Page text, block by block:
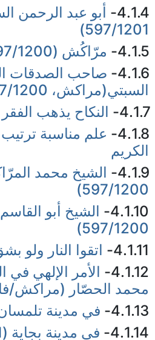
4.1.4-
أبو عبد الرحمن
597/1201)
4.1.5-
مرّاكُش (597/1200)
4.1.6-
صاحب الصدقات
السبتي(مراكش، 597/1200)
4.1.7-
النكاح يذهب الفقر
4.1.8-
علم مناسبة
الكريم
4.1.9-
الشيخ محمد
597/1200)
4.1.10-
الشيخ أبو
597/1200)
4.1.11-
اتقوا النار ولو
4.1.12-
الأمر الإلهي في
محمد الحصّار (مراكش/فاس 597/
4.1.13-
في مدينة تلمسان (597/
4.1.14-
في مدينة بجاية (597/1201)